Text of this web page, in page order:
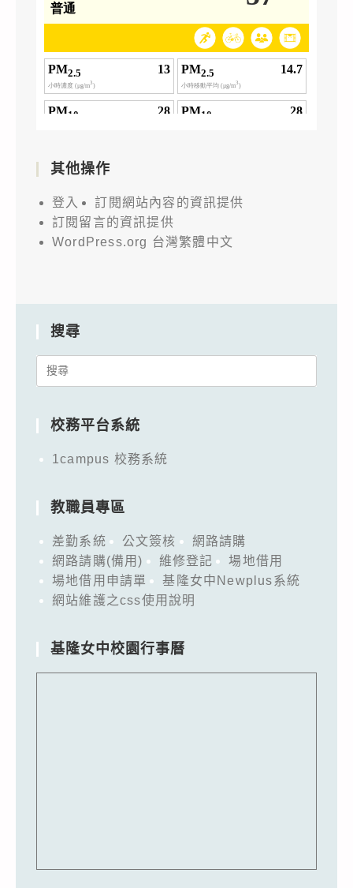
其他操作
登入
訂閱網站內容的資訊提供
訂閱留言的資訊提供
WordPress.org 台灣繁體中文
搜尋
Search
校務平台系統
1campus 校務系統
教職員專區
差勤系統 公文簽核
網路請購
網路請購(備用)
維修登記
場地借用
場地借用申請單
基隆女中Newplus系統
網站維護之css使用說明
基隆女中校園行事曆